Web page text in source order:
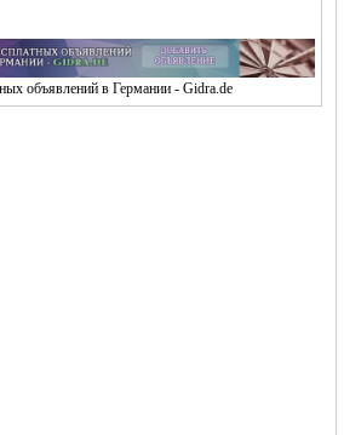
объявлений в Германии - Gidra.de